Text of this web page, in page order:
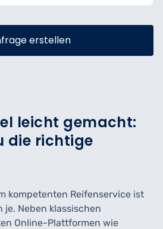
erstellen
leicht gemacht:
die richtige
kompetenten Reifenservice ist
Neben klassischen
Online-Plattformen wie